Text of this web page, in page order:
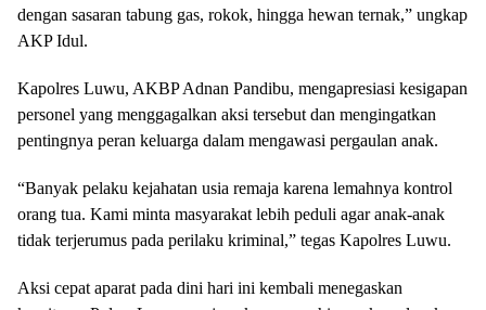
dengan sasaran tabung gas, rokok, hingga hewan ternak,” ungkap
AKP Idul.
Kapolres Luwu, AKBP Adnan Pandibu, mengapresiasi kesigapan
personel yang menggagalkan aksi tersebut dan mengingatkan
pentingnya peran keluarga dalam mengawasi pergaulan anak.
“Banyak pelaku kejahatan usia remaja karena lemahnya kontrol
orang tua. Kami minta masyarakat lebih peduli agar anak-anak
tidak terjerumus pada perilaku kriminal,” tegas Kapolres Luwu.
Aksi cepat aparat pada dini hari ini kembali menegaskan